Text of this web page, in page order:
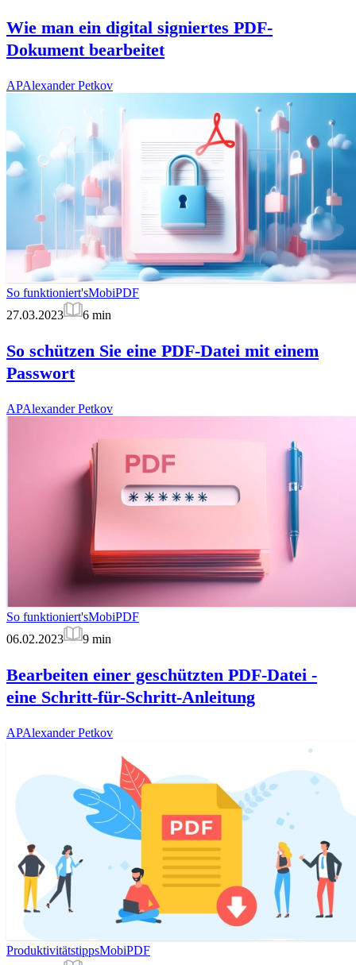
Wie man ein digital signiertes PDF-
Dokument bearbeitet
APAlexander Petkov
So funktioniert'sMobiPDF
27.03.2023
6 min
So schützen Sie eine PDF-Datei mit einem
Passwort
APAlexander Petkov
So funktioniert'sMobiPDF
06.02.2023
9 min
Bearbeiten einer geschützten PDF-Datei -
eine Schritt-für-Schritt-Anleitung
APAlexander Petkov
ProduktivitätstippsMobiPDF